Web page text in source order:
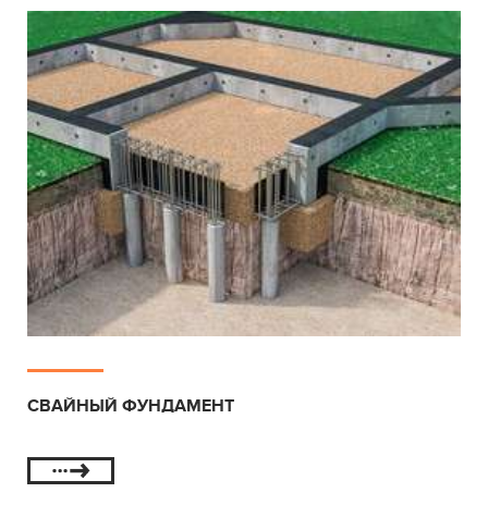
СВАЙНЫЙ ФУНДАМЕНТ